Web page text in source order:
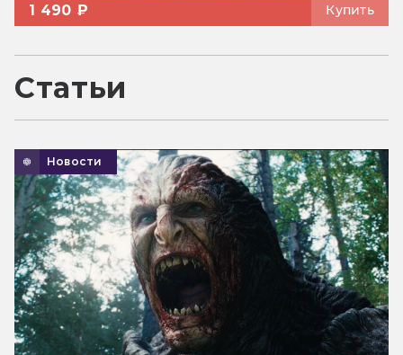
1 490 ₽ Купить
Статьи
Новости